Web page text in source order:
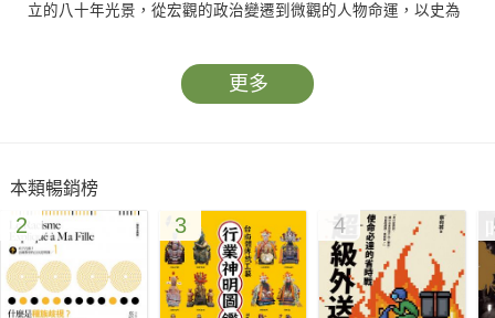
立的八十年光景，從宏觀的政治變遷到微觀的人物命運，以史為
夠了解到這段時期政治、軍事、人文等方面的發展和變革，呈現
了漢朝建立及早期的重要里程碑。
這本書突顯了秦漢時期的重要人物，以及他們在時代洪流中
所展現的英勇和智慧。其中包括了國家領袖如秦始皇、漢高帝，
以及諸如韓信、項羽等英勇的將領，還有晁錯、蕭何等智勇雙全
的謀士。他們的奮鬥、犧牲、謀略與智慧，突顯了真正英雄的氣
更多
本類暢銷榜
2 3 4